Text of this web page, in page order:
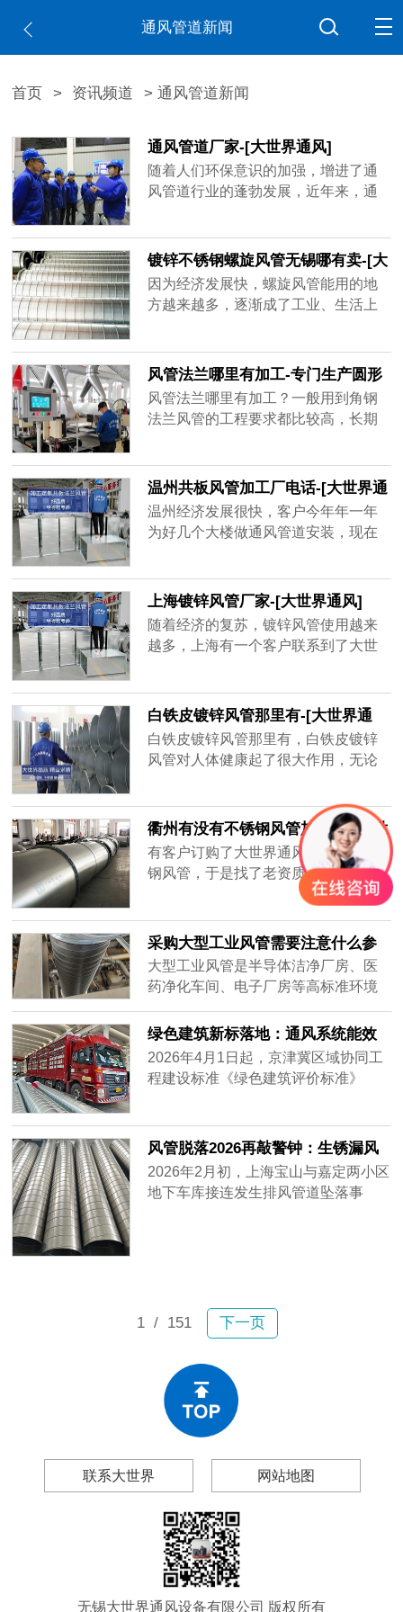
通风管道新闻
首页 > 资讯频道 > 通风管道新闻
通风管道厂家-[大世界通风]
随着人们环保意识的加强，增进了通
风管道行业的蓬勃发展，近年来，通
家偷工减料已成常态，比如客户要求
用1mm的板材做，实际到手可能是0.6
厚、0.8厚，看似价格实惠，在实际使
用过程中容易出现状况，运送带粉尘
技术不......
镀锌不锈钢螺旋风管无锡哪有卖-[大
世界]
因为经济发展快，螺旋风管能用的地
方越来越多，逐渐成了工业、生活上
厂家也跟着变多，但是质量可能比不
了品牌厂家，大世界通风作为行业内
品牌厂家，精益求精的品质顺应客户
对螺旋风管质量上的要求。
风管法兰哪里有加工-专门生产圆形
矩形风管法兰[大世界通风]
风管法兰哪里有加工？一般用到角钢
法兰风管的工程要求都比较高，长期
大的作用。
温州共板风管加工厂电话-[大世界通
风]
温州经济发展很快，客户今年年一年
为好几个大楼做通风管道安装，现在
大一点的地方用角钢法兰风管，共板
风管为了不影响到后期使用效果，需
要增强共板风管密封性、抗压强度，
质量好的共板风管不容易坏，不会漏
很多电费。
上海镀锌风管厂家-[大世界通风]
随着经济的复苏，镀锌风管使用越来
越多，上海有一个客户联系到了大世
理，新一轮生产要等15天之后才能发
货，客户还等着用呢，于是找到大世
界通风，地处无锡，离工地不远，并
且确保3天出货，客户在验证以后很快
白铁皮镀锌风管那里有-[大世界通
风]
白铁皮镀锌风管那里有，白铁皮镀锌
风管对人体健康起了很大作用，无论
镀锌风管的帮助，有的建筑人口密
集，要全天不停运转，因此白铁皮镀
锌风管质量要好，加强通风效率，避
免损坏。常年做通风工程的客户知道
怎么分辨白铁皮镀锌风管的质量好
坏，而新入行的客户不知道怎么挑质
量好的白铁......
衢州有没有不锈钢风管加工厂-[大世
界通风]
有客户订购了大世界通风生产的不锈
钢风管，于是找了老资质的安装工人
安装，做过工程很多，到工地上一
不一样，同样的尺寸安装的时候，明
显重了不少，而且不会扁，侧弯幅度
很小，说明风管厚实，强度大抗压能
力强，使用寿命肯定很长。
采购大型工业风管需要注意什么参
数？——2026年主流通风设备供应
商对比分析
大型工业风管是半导体洁净厂房、医
药净化车间、电子厂房等高标准环境
的核心基础设施。采购时不仅需要关
注材质、厚度、密封性等硬性参数，
还要评估供应商的加工精度、交付周
期及全流程服务能力。很多用户在搜
护成本。本文将从加工精度、材质适
配、交付保障三个维度，对比市场主
流供应商——宏达风管、安达通风以
绿色建筑新标落地：通风系统能效
纳入强制指标，风管行业迎低碳转
型
2026年4月1日起，京津冀区域协同工
程建设标准《绿色建筑评价标准》
节，通风系统能效指标从推荐性要求
升级为强制评价内容，新建建筑通风
系统能效上限值较2020版标准收紧约
18%。
风管脱落2026再敲警钟：生锈漏风
别等砸下来再换
2026年2月初，上海宝山与嘉定两小区
地下车库接连发生排风管道坠落事
落。所幸均未造成人员伤亡，然而连
续两起事故为工程和物业管理领域敲
落绝非偶然现象。
1/ 151 下一页
联系大世界 网站地图
无锡大世界通风设备有限公司 版权所有